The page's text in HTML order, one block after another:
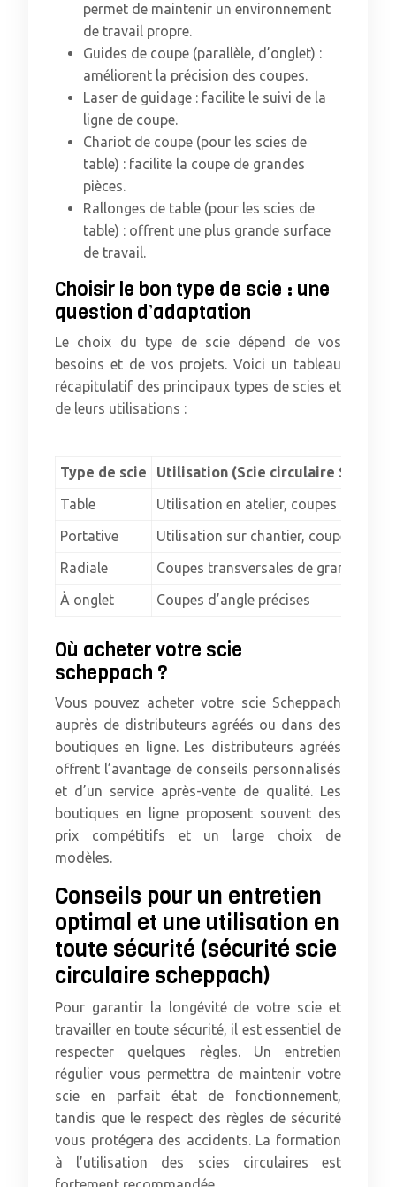
permet de maintenir un environnement
de travail propre.
Guides de coupe (parallèle, d’onglet) :
améliorent la précision des coupes.
Laser de guidage : facilite le suivi de la
ligne de coupe.
Chariot de coupe (pour les scies de
table) : facilite la coupe de grandes
pièces.
Rallonges de table (pour les scies de
table) : offrent une plus grande surface
de travail.
Choisir le bon type de scie : une
question d’adaptation
Le choix du type de scie dépend de vos
besoins et de vos projets. Voici un tableau
récapitulatif des principaux types de scies et
de leurs utilisations :
Type de scie
Utilisation (Scie circulaire
Table
Utilisation en atelier, coupes
Portative
Utilisation sur chantier, coupes
Radiale
Coupes transversales de grandes
À onglet
Coupes d’angle précises
Où acheter votre scie
scheppach ?
Vous pouvez acheter votre scie Scheppach
auprès de distributeurs agréés ou dans des
boutiques en ligne. Les distributeurs agréés
offrent l’avantage de conseils personnalisés
et d’un service après-vente de qualité. Les
boutiques en ligne proposent souvent des
prix compétitifs et un large choix de
modèles.
Conseils pour un entretien
optimal et une utilisation en
toute sécurité (sécurité scie
circulaire scheppach)
Pour garantir la longévité de votre scie et
travailler en toute sécurité, il est essentiel de
respecter quelques règles. Un entretien
régulier vous permettra de maintenir votre
scie en parfait état de fonctionnement,
tandis que le respect des règles de sécurité
vous protégera des accidents. La formation
à l’utilisation des scies circulaires est